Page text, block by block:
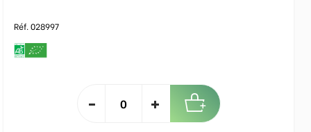
Réf. 028997